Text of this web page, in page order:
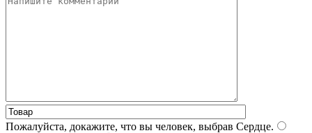
Пожалуйста, докажите, что вы человек, выбрав Сердце.